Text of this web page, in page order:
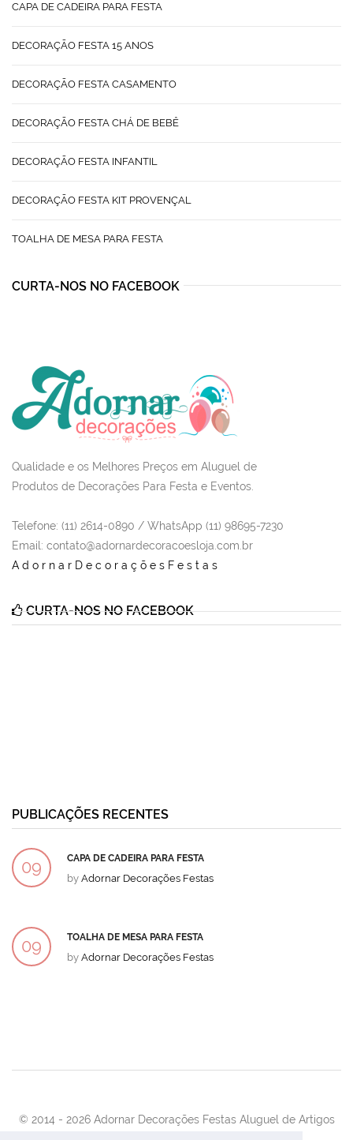
CAPA DE CADEIRA PARA FESTA
DECORAÇÃO FESTA 15 ANOS
DECORAÇÃO FESTA CASAMENTO
DECORAÇÃO FESTA CHÁ DE BEBÊ
DECORAÇÃO FESTA INFANTIL
DECORAÇÃO FESTA KIT PROVENÇAL
TOALHA DE MESA PARA FESTA
CURTA-NOS NO FACEBOOK
Qualidade e os Melhores Preços em Aluguel de
Produtos de Decorações Para Festa e Eventos.
Telefone: (11) 2614-0890 / WhatsApp (11) 98695-7230
Email : contato@adornardecoracoesloja.com.br
AdornarDecoraçõesFestas
CURTA-NOS NO FACEBOOK
PUBLICAÇÕES RECENTES
09 CAPA DE CADEIRA PARA FESTA
by Adornar Decorações Festas
09 TOALHA DE MESA PARA FESTA
by Adornar Decorações Festas
© 2014 - 2026 Adornar Decorações Festas Aluguel de Artigos